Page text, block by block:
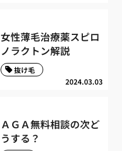
女性薄毛治療薬スピロ
ノラクトン解説
2024.03.03
抜け毛
ＡＧＡ無料相談の次ど
うする？